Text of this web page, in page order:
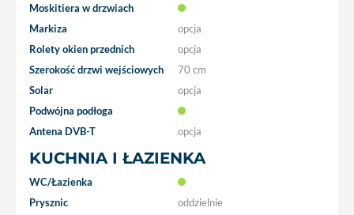
Moskitiera w drzwiach
Markiza
opcja
Rolety okien przednich
opcja
Szerokość drzwi wejściowych
70 cm
Solar
opcja
Podwójna podłoga
Antena DVB-T
opcja
KUCHNIA I ŁAZIENKA
WC/Łazienka
Prysznic
oddzielnie